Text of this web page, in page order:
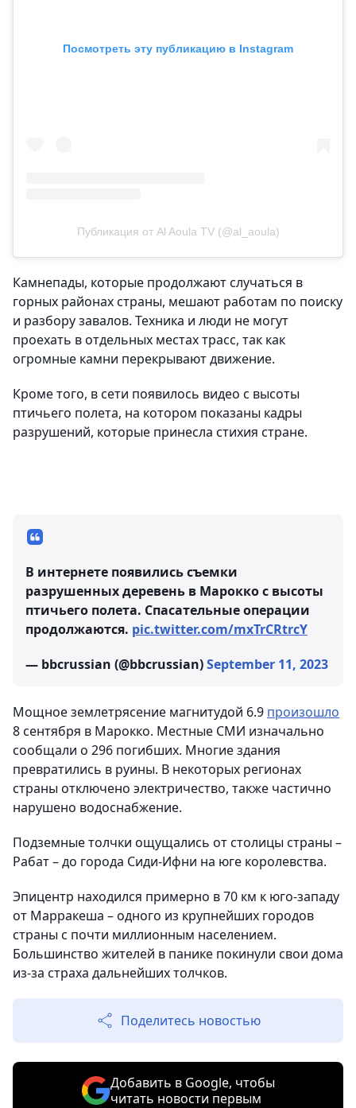
Посмотреть эту публикацию в Instagram
Публикация от Al Aoula TV (@al_aoula)
Камнепады, которые продолжают случаться в
горных районах страны, мешают работам по поиску
и разбору завалов. Техника и люди не могут
проехать в отдельных местах трасс, так как
огромные камни перекрывают движение.
Кроме того, в сети появилось видео с высоты
птичьего полета, на котором показаны кадры
разрушений, которые принесла стихия стране.
В интернете появились съемки
разрушенных деревень в Марокко с высоты
птичьего полета. Спасательные операции
продолжаются. pic.twitter.com/mxTrCRtrcY
— bbcrussian (@bbcrussian)September 11, 2023
Мощное землетрясение магнитудой 6.9 произошло
8 сентября в Марокко. Местные СМИ изначально
сообщали о 296 погибших. Многие здания
превратились в руины. В некоторых регионах
страны отключено электричество, также частично
нарушено водоснабжение.
Подземные толчки ощущались от столицы страны –
Рабат – до города Сиди-Ифни на юге королевства.
Эпицентр находился примерно в 70 км к юго-западу
от Марракеша – одного из крупнейших городов
страны с почти миллионным населением.
Большинство жителей в панике покинули свои дома
из-за страха дальнейших толчков.
Поделитесь новостью
Добавить в Google, чтобы
читать новости первым